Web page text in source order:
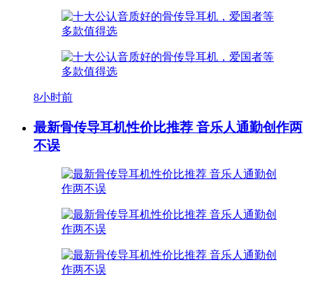
8小时前
最新骨传导耳机性价比推荐 音乐人通勤创作两
不误